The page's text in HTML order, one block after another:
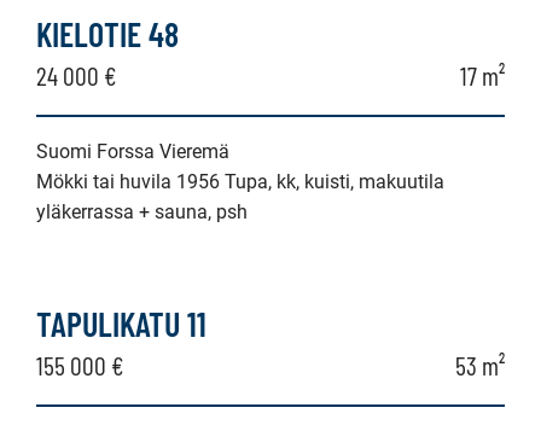
KIELOTIE 48
24 000 € 17 m²
Suomi Forssa Vieremä
Mökki tai huvila 1956 Tupa, kk, kuisti, makuutila
yläkerrassa + sauna, psh
TAPULIKATU 11
155 000 € 53 m²